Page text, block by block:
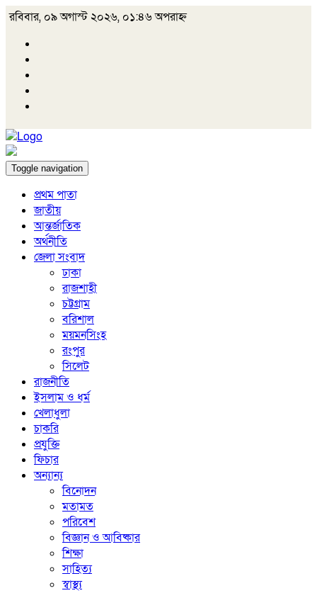
রবিবার, ০৯ অগাস্ট ২০২৬, ০১:৪৬ অপরাহ্ন
Toggle navigation
প্রথম পাতা
জাতীয়
আন্তর্জাতিক
অর্থনীতি
জেলা সংবাদ
ঢাকা
রাজশাহী
চট্টগ্রাম
বরিশাল
ময়মনসিংহ
রংপুর
সিলেট
রাজনীতি
ইসলাম ও ধর্ম
খেলাধুলা
চাকরি
প্রযুক্তি
ফিচার
অন্যান্য
বিনোদন
মতামত
পরিবেশ
বিজ্ঞান ও আবিষ্কার
শিক্ষা
সাহিত্য
স্বাস্থ্য